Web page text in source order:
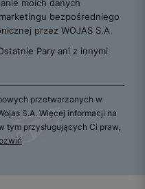
moich danych
bezpośredniego
przez WOJAS S.A.
Pary ani z innymi
przetwarzanych w
S.A. Więcej informacji na
przysługujących Ci praw,